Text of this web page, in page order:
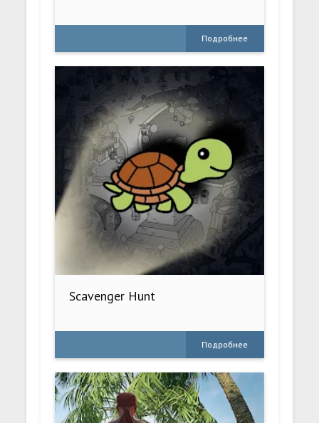
Подробнее
Scavenger Hunt
Подробнее